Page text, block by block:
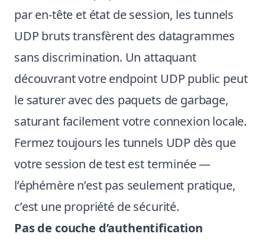
par en-tête et état de session, les tunnels
UDP bruts transfèrent des datagrammes
sans discrimination. Un attaquant
découvrant votre endpoint UDP public peut
le saturer avec des paquets de garbage,
saturant facilement votre connexion locale.
Fermez toujours les tunnels UDP dès que
votre session de test est terminée —
l’éphémère n’est pas seulement pratique,
c’est une propriété de sécurité.
Pas de couche d’authentification